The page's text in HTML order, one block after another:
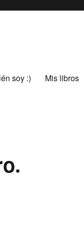
soy :) Mis libros